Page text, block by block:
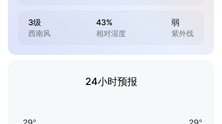
3级
西南风
43%
相对湿度
弱
紫外线
24小时预报